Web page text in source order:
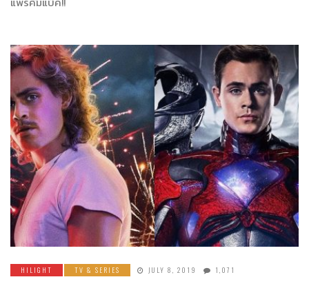
HILIGHT TV & SERIES JULY 8, 2019 1,071